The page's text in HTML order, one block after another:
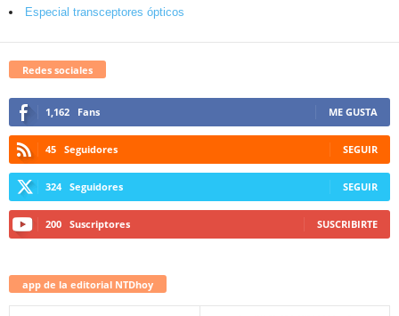
Especial transceptores ópticos
Redes sociales
1,162 Fans ME GUSTA
45 Seguidores SEGUIR
324 Seguidores SEGUIR
200 Suscriptores SUSCRIBIRTE
app de la editorial NTDhoy